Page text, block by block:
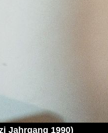
Jahrgang 1990)